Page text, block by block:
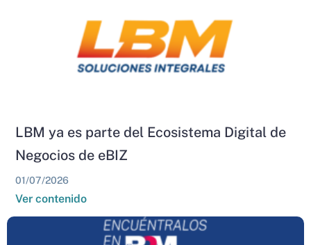
LBM ya es parte del Ecosistema Digital de
Negocios de eBIZ
01/07/2026
Ver contenido